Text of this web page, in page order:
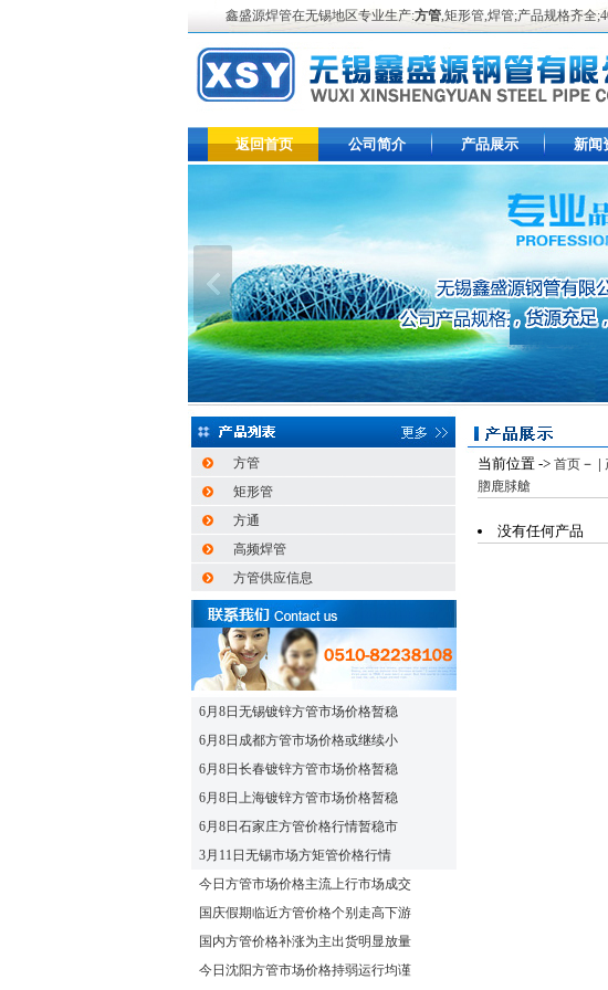
鑫盛源焊管在无锡地区专业生产:方管,矩形管,焊管;产品规格齐全
返回首页 公司简介 产品展示 新闻
方管
矩形管
方通
高频焊管
方管供应信息
6月8日无锡镀锌方管市场价格暂稳
6月8日成都方管市场价格或继续小
6月8日长春镀锌方管市场价格暂稳
6月8日上海镀锌方管市场价格暂稳
6月8日石家庄方管价格行情暂稳市
3月11日无锡市场方矩管价格行情
今日方管市场价格主流上行市场成交
国庆假期临近方管价格个别走高下游
国内方管价格补涨为主出货明显放量
今日沈阳方管市场价格持弱运行均谨
当前位置 -> 首页 － |
脗鹿脙艙
没有任何产品